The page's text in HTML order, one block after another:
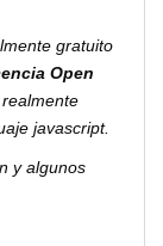
gratuito
Open
javascript.
y algunos